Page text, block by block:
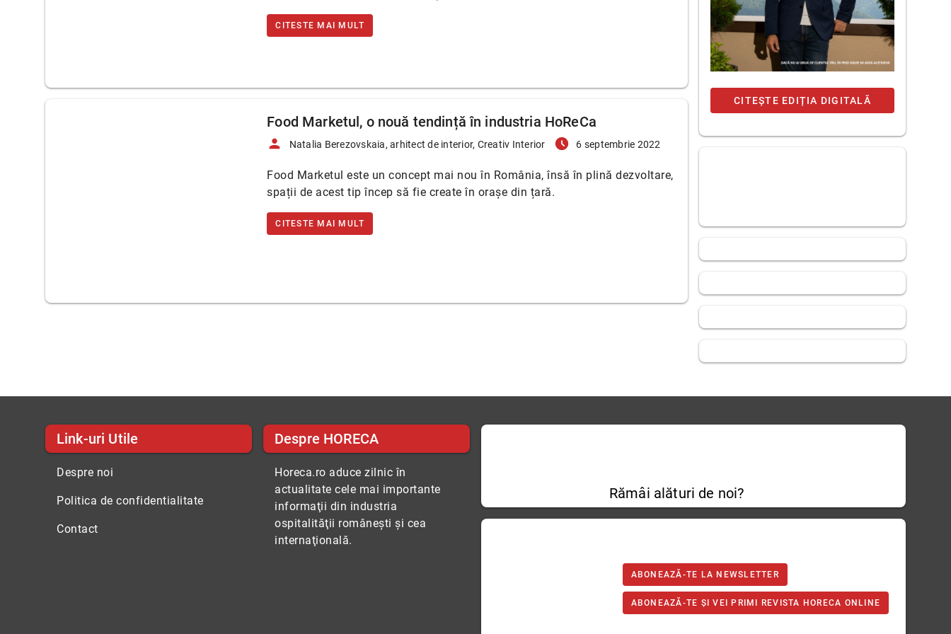
CITESTE MAI MULT
Food Marketul, o nouă tendință în industria HoReCa
person Natalia Berezovskaia, arhitect de interior, Creativ Interior access_time_filled 6 septembrie 2022
Food Marketul este un concept mai nou în România, însă în plină dezvoltare,
spații de acest tip încep să fie create în orașe din țară.
CITESTE MAI MULT
CITEȘTE EDIȚIA DIGITALĂ
Link-uri Utile
Despre noi
Politica de confidentialitate
Contact
Despre HORECA
Horeca.ro aduce zilnic în
actualitate cele mai importante
informaţii din industria
ospitalităţii româneşti şi cea
internaţională.
Rămâi alături de noi?
ABONEAZĂ-TE LA NEWSLETTER
ABONEAZĂ-TE ȘI VEI PRIMI REVISTA HORECA ONLINE